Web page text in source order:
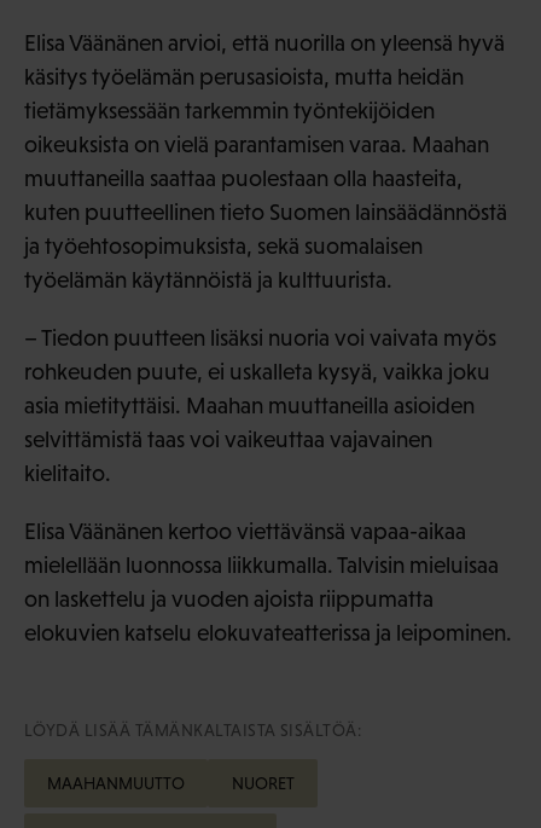
Elisa Väänänen arvioi, että nuorilla on yleensä hyvä
käsitys työelämän perusasioista, mutta heidän
tietämyksessään tarkemmin työntekijöiden
oikeuksista on vielä parantamisen varaa. Maahan
muuttaneilla saattaa puolestaan olla haasteita,
kuten puutteellinen tieto Suomen lainsäädännöstä
ja työehtosopimuksista, sekä suomalaisen
työelämän käytännöistä ja kulttuurista.
– Tiedon puutteen lisäksi nuoria voi vaivata myös
rohkeuden puute, ei uskalleta kysyä, vaikka joku
asia mietityttäisi. Maahan muuttaneilla asioiden
selvittämistä taas voi vaikeuttaa vajavainen
kielitaito.
Elisa Väänänen kertoo viettävänsä vapaa-aikaa
mielellään luonnossa liikkumalla. Talvisin mieluisaa
on laskettelu ja vuoden ajoista riippumatta
elokuvien katselu elokuvateatterissa ja leipominen.
LÖYDÄ LISÄÄ TÄMÄNKALTAISTA SISÄLTÖÄ:
MAAHANMUUTTO NUORET